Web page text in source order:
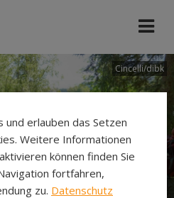
Cincelli/dibk
und erlauben das Setzen
Weitere Informationen
können finden Sie
fortfahren,
zu. Datenschutz